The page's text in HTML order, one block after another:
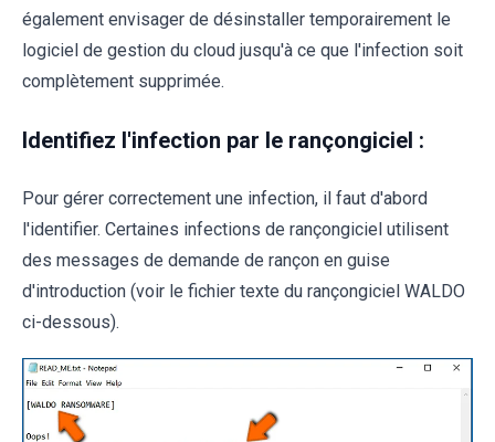
également envisager de désinstaller temporairement le
logiciel de gestion du cloud jusqu'à ce que l'infection soit
complètement supprimée.
Identifiez l'infection par le rançongiciel :
Pour gérer correctement une infection, il faut d'abord
l'identifier. Certaines infections de rançongiciel utilisent
des messages de demande de rançon en guise
d'introduction (voir le fichier texte du rançongiciel WALDO
ci-dessous).